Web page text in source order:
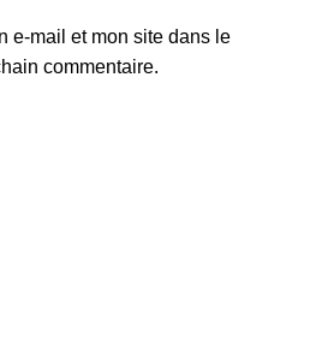
e-mail et mon site dans le
commentaire.